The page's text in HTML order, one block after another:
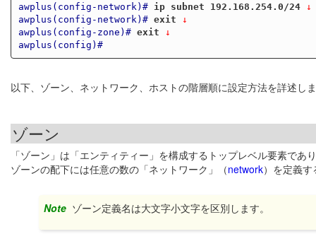
awplus(config-network)#
ip subnet 192.168.254.0/24 ↓
awplus(config-network)# exit ↓
awplus(config-zone)# exit ↓
awplus(config)#
以下、ゾーン、ネットワーク、ホストの階層順に設定方法を詳述し
ゾーン
「ゾーン」は「エンティティー」を構成するトップレベル要素であ
ゾーンの配下には任意の数の「ネットワーク」（network）を定義
Note ゾーン定義名は大文字小文字を区別します。